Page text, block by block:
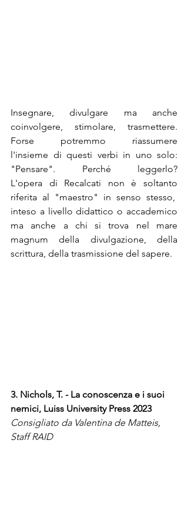
Insegnare, divulgare ma anche
coinvolgere, stimolare, trasmettere.
Forse potremmo riassumere
l'insieme di questi verbi in uno solo:
"Pensare". Perché leggerlo?
L'opera di Recalcati non è soltanto
riferita al "maestro" in senso stesso,
inteso a livello didattico o accademico
ma anche a chi si trova nel mare
magnum della divulgazione, della
scrittura, della trasmissione del sapere.
3. Nichols, T. - La conoscenza e i suoi
nemici, Luiss University Press 2023
Consigliato da Valentina de Matteis,
Staff RAID